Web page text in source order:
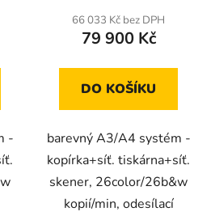
-
66 033 Kč bez DPH
79 900 Kč
DO KOŠÍKU
barevný A3/A4 systém -
kopírka+síť. tiskárna+síť.
skener, 26color/26b&w
kopií/min, odesílací